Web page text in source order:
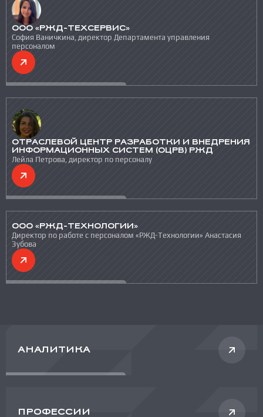
ООО «РЖД-ТЕХСЕРВИС»
София Ваничкина, директор Департамента управления
персоналом
ОТРАСЛЕВОЙ ЦЕНТР РАЗРАБОТКИ И ВНЕДРЕНИЯ
ИНФОРМАЦИОННЫХ СИСТЕМ (ОЦРВ) РЖД
Лейла Петрова, директор по персоналу
ООО «РЖД-ТЕХНОЛОГИИ»
Директор по работе с персоналом «РЖД-Технологии» Анастасия
Зубова
АНАЛИТИКА
ПРОФЕССИИ